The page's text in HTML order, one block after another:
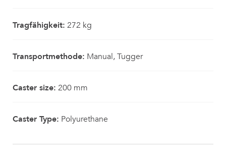
Tragfähigkeit: 272 kg
Transportmethode: Manual, Tugger
Caster size: 200 mm
Caster Type: Polyurethane